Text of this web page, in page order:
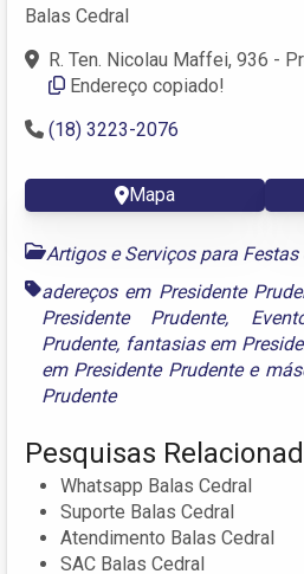
Balas Cedral
R. Ten. Nicolau Maffei, 936 -
Endereço copiado!
(18) 3223-2076
Mapa
Artigos e Serviços para
adereços em Presidente
Presidente Prudente,
Prudente, fantasias em
em Presidente Prudentee
Prudente
Pesquisas
Whatsapp Balas Cedral
Suporte Balas Cedral
Atendimento Balas Cedral
SAC Balas Cedral